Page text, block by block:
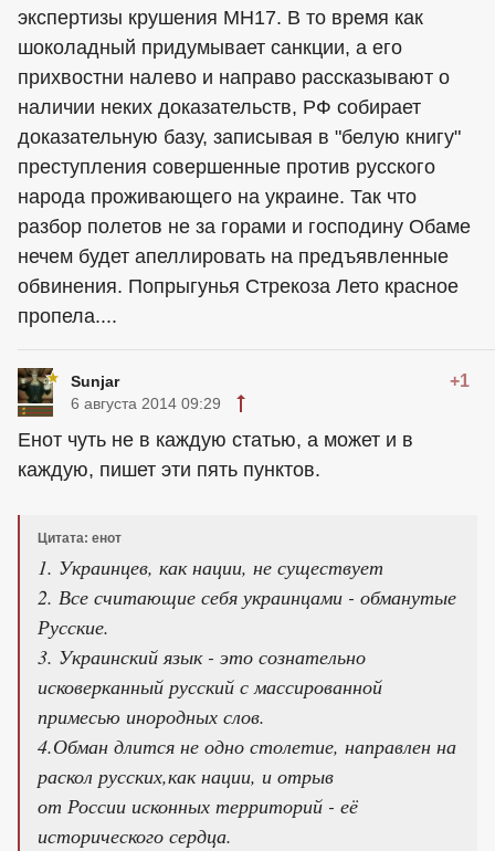
экспертизы крушения МН17. В то время как
шоколадный придумывает санкции, а его
прихвостни налево и направо рассказывают о
наличии неких доказательств, РФ собирает
доказательную базу, записывая в "белую книгу"
преступления совершенные против русского
народа проживающего на украине. Так что
разбор полетов не за горами и господину Обаме
нечем будет апеллировать на предъявленные
обвинения. Попрыгунья Стрекоза Лето красное
пропела....
Sunjar +1
6 августа 2014 09:29
Енот чуть не в каждую статью, а может и в
каждую, пишет эти пять пунктов.
Цитата: енот
1. Украинцев, как нации, не существует
2. Все считающие себя украинцами - обманутые
Русские.
3. Украинский язык - это сознательно
исковерканный русский с массированной
примесью инородных слов.
4.Обман длится не одно столетие, направлен на
раскол русских,как нации, и отрыв
от России исконных территорий - её
исторического сердца.